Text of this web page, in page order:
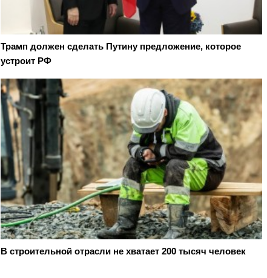
Трамп должен сделать Путину предложение, которое
устроит РФ
В строительной отрасли не хватает 200 тысяч человек